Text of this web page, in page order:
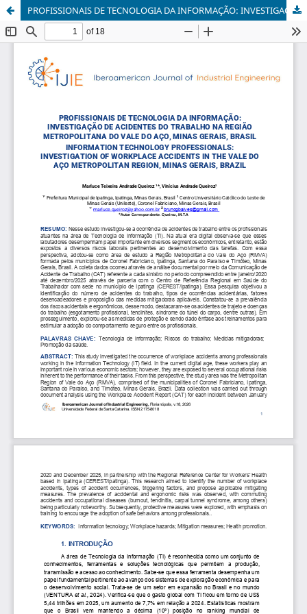
PROFISSIONAIS DE TECNOLOGIA DA INFORMAÇÃO: INVESTIGAÇÃO DE ACIDENTES DO TRABALHO NA REGIÃO METROPOLITANA DO VALE DO AÇO, MINAS GERAIS, BRASIL